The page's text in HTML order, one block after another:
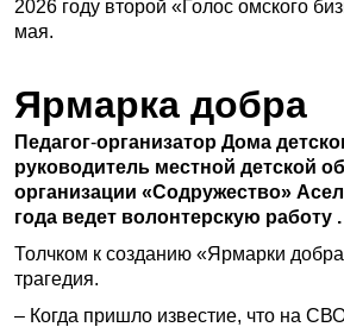
2026 году второй «Голос омского
мая.
Ярмарка добра
Педагог-организатор Дома
руководитель местной детской
организации «Содружество»
года ведет волонтерскую работу .
Толчком к созданию «Ярмарки
трагедия.
– Когда пришло известие, что на